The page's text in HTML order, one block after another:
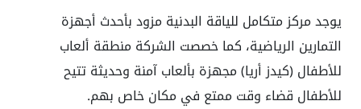
يوجد مركز متكامل للياقة البدنية مزود بأحدث أجهزة
التمارين الرياضية، كما خصصت الشركة منطقة ألعاب
للأطفال (كيدز أريا) مجهزة بألعاب آمنة وحديثة تتيح
للأطفال قضاء وقت ممتع في مكان خاص بهم.